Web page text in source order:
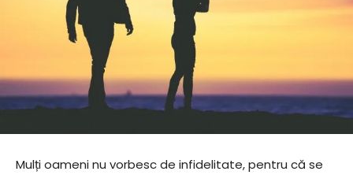
Mulți oameni nu vorbesc de infidelitate, pentru că se